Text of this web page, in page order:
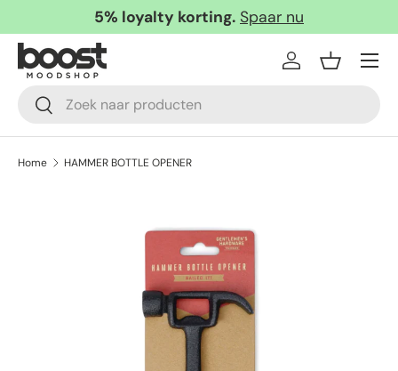
Ga naar inhoud
5% loyalty korting. Spaar nu
Zoeken
Zoeken
InloggenMandje
Menu
Home HAMMER BOTTLE OPENER